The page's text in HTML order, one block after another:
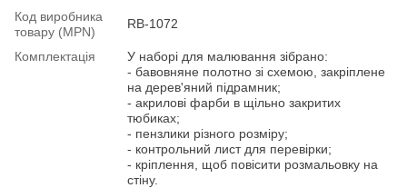
Код виробника
товару (MPN)
RB-1072
Комплектація
У наборі для малювання зібрано:
- бавовняне полотно зі схемою, закріплене
на дерев'яний підрамник;
- акрилові фарби в щільно закритих
тюбиках;
- пензлики різного розміру;
- контрольний лист для перевірки;
- кріплення, щоб повісити розмальовку на
стіну.